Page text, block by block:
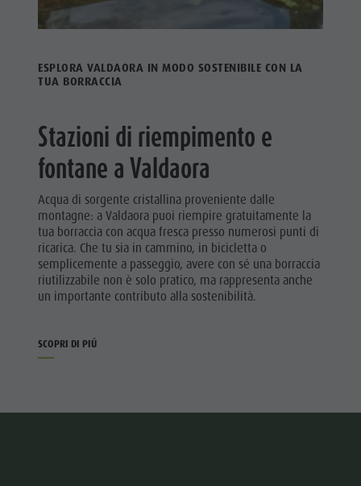
ESPLORA VALDAORA IN MODO SOSTENIBILE CON LA
TUA BORRACCIA
Stazioni di riempimento e
fontane a Valdaora
Acqua di sorgente cristallina proveniente dalle
montagne: a Valdaora puoi riempire gratuitamente la
tua borraccia con acqua fresca presso numerosi punti di
ricarica. Che tu sia in cammino, in bicicletta o
semplicemente a passeggio, avere con sé una borraccia
riutilizzabile non è solo pratico, ma rappresenta anche
un importante contributo alla sostenibilità.
SCOPRI DI PIÚ